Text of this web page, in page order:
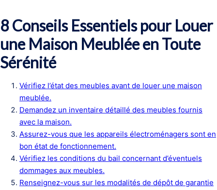
8 Conseils Essentiels pour Louer
une Maison Meublée en Toute
Sérénité
Vérifiez l’état des meubles avant de louer une maison
meublée.
Demandez un inventaire détaillé des meubles fournis
avec la maison.
Assurez-vous que les appareils électroménagers sont en
bon état de fonctionnement.
Vérifiez les conditions du bail concernant d’éventuels
dommages aux meubles.
Renseignez-vous sur les modalités de dépôt de garantie